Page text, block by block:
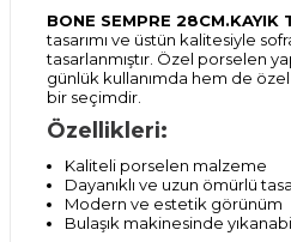
BONE SEMPRE 28CM.KAYIK
tasarımı ve üstün kalitesiyle
tasarlanmıştır. Özel porselen
günlük kullanımda hem de
bir seçimdir.
Özellikleri:
Kaliteli porselen malzeme
Dayanıklı ve uzun ömürlü
Modern ve estetik görünüm
Bulaşık makinesinde